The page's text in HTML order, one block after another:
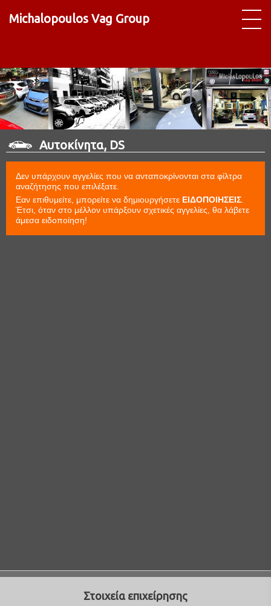
Michalopoulos Vag Group
Αυτοκίνητα, DS
Δεν υπάρχουν αγγελίες που να ανταποκρίνονται στα φίλτρα
αναζήτησης που επιλέξατε.
Εαν επιθυμείτε, μπορείτε να δημιουργήσετε ΕΙΔΟΠΟΙΗΣΕΙΣ
Έτσι, όταν στο μέλλον υπάρξουν σχετικές αγγελίες, θα λάβετε
άμεσα ειδοποίηση!
Στοιχεία επιχείρησης